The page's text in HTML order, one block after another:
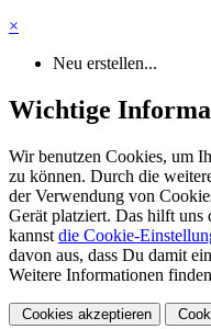
×
Neu erstellen...
Wichtige
Wir benutzen Cookies, um
zu können. Durch die
der Verwendung von
Gerät platziert. Das hilft uns
kannst die Cookie-
davon aus, dass Du damit
Weitere Informationen
Cookies akzeptieren